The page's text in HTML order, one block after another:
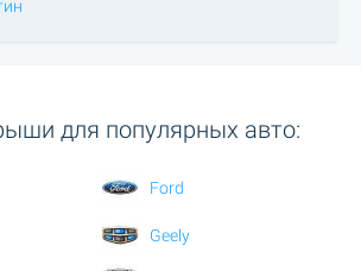
для популярных авто:
Ford
Geely